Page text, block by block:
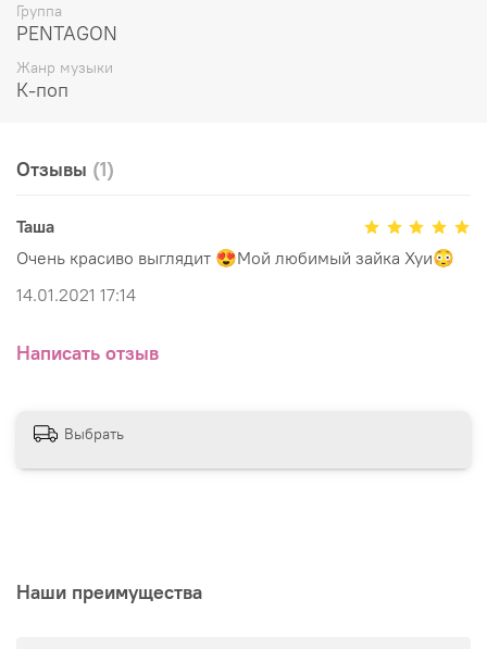
Группа
PENTAGON
Жанр музыки
К-поп
Отзывы (1)
Таша
Очень красиво выглядит 😍Мой любимый зайка Хуи😳
14.01.2021 17:14
Написать отзыв
Выбрать
Наши преимущества